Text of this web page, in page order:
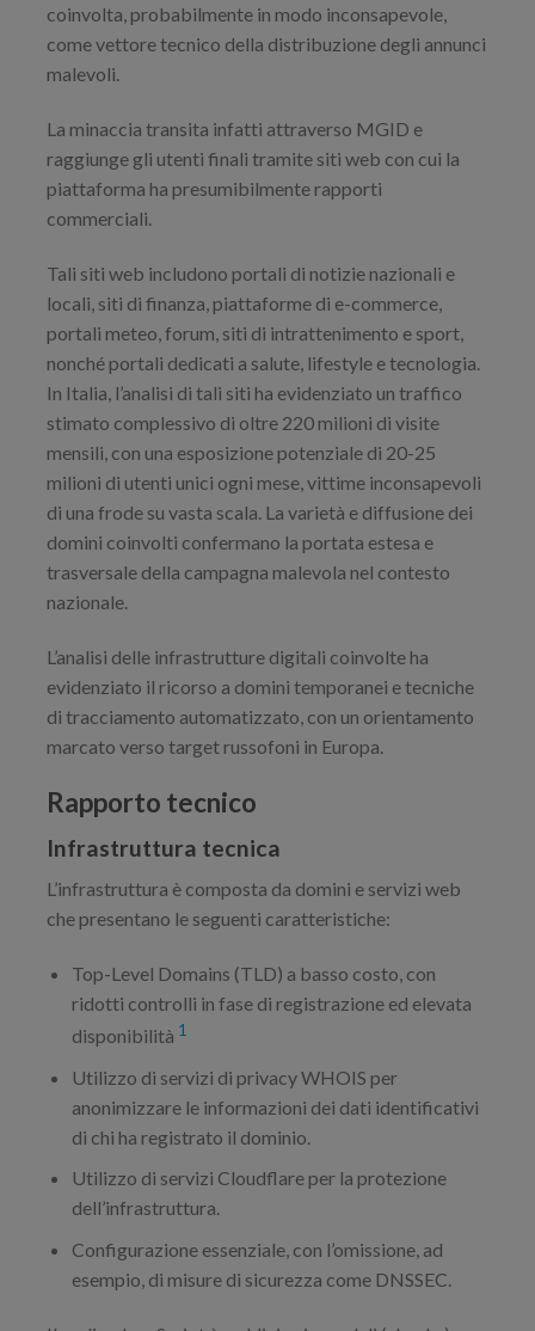
coinvolta, probabilmente in modo inconsapevole,
come vettore tecnico della distribuzione degli annunci
malevoli.
La minaccia transita infatti attraverso MGID e
raggiunge gli utenti finali tramite siti web con cui la
piattaforma ha presumibilmente rapporti
commerciali.
Tali siti web includono portali di notizie nazionali e
locali, siti di finanza, piattaforme di e-commerce,
portali meteo, forum, siti di intrattenimento e sport,
nonché portali dedicati a salute, lifestyle e tecnologia.
In Italia, l’analisi di tali siti ha evidenziato un traffico
stimato complessivo di oltre 220 milioni di visite
mensili, con una esposizione potenziale di 20-25
milioni di utenti unici ogni mese, vittime inconsapevoli
di una frode su vasta scala. La varietà e diffusione dei
domini coinvolti confermano la portata estesa e
trasversale della campagna malevola nel contesto
nazionale.
L’analisi delle infrastrutture digitali coinvolte ha
evidenziato il ricorso a domini temporanei e tecniche
di tracciamento automatizzato, con un orientamento
marcato verso target russofoni in Europa.
Rapporto tecnico
Infrastruttura tecnica
L’infrastruttura è composta da domini e servizi web
che presentano le seguenti caratteristiche:
Top-Level Domains (TLD) a basso costo, con
ridotti controlli in fase di registrazione ed elevata
disponibilità 1
Utilizzo di servizi di privacy WHOIS per
anonimizzare le informazioni dei dati identificativi
di chi ha registrato il dominio.
Utilizzo di servizi Cloudflare per la protezione
dell’infrastruttura.
Configurazione essenziale, con l’omissione, ad
esempio, di misure di sicurezza come DNSSEC.